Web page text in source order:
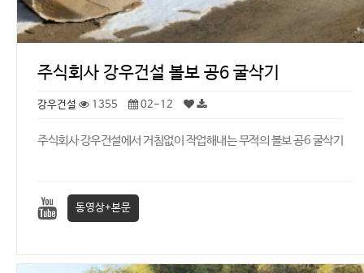
주식회사 강우건설 볼보 공6 굴삭기
강우건설 1355 02-12
주식회사 강우건설에서 거침없이 작업해내는 무적의 볼보 공6 굴삭기
동영상+본문